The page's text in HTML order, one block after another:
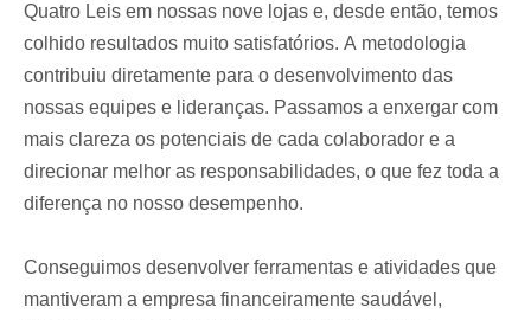
Quatro Leis em nossas nove lojas e, desde então, temos
colhido resultados muito satisfatórios. A metodologia
contribuiu diretamente para o desenvolvimento das
nossas equipes e lideranças. Passamos a enxergar com
mais clareza os potenciais de cada colaborador e a
direcionar melhor as responsabilidades, o que fez toda a
diferença no nosso desempenho.
Conseguimos desenvolver ferramentas e atividades que
mantiveram a empresa financeiramente saudável,